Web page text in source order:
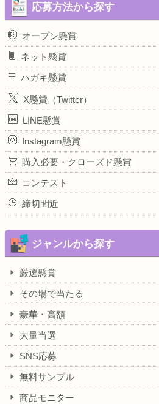
応募方法から探す
オープン懸賞
ネット懸賞
ハガキ懸賞
X懸賞（Twitter）
LINE懸賞
Instagram懸賞
購入必要・クローズド懸賞
コンテスト
締切間近
ジャンルから探す
厳選懸賞
その場で当たる
豪華・高額
大量当選
SNS応募
無料サンプル
商品モニター